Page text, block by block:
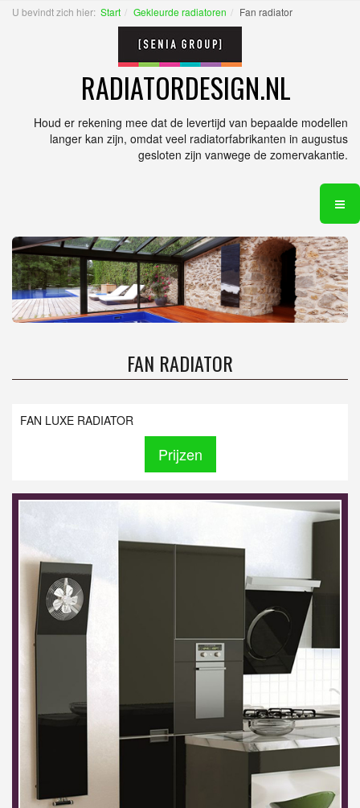
U bevindt zich hier: Start Gekleurde radiatoren Fan radiator
RADIATORDESIGN.NL
Houd er rekening mee dat de levertijd van bepaalde modellen
langer kan zijn, omdat veel radiatorfabrikanten in augustus
gesloten zijn vanwege de zomervakantie.
FAN RADIATOR
FAN LUXE RADIATOR
Prijzen